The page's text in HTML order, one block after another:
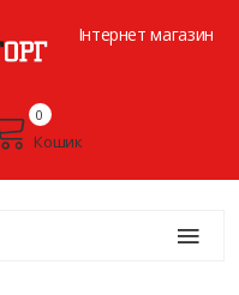
Інтернет магазин
Кошик
0